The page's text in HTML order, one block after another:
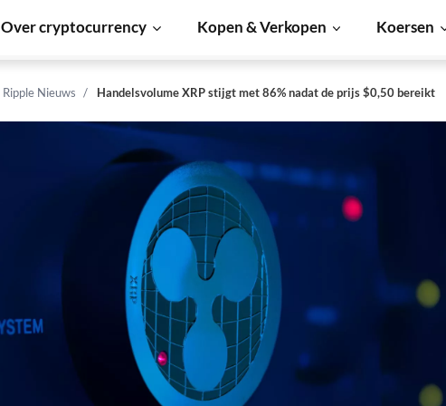
Over cryptocurrency Kopen & Verkopen Koersen
Ripple Nieuws Handelsvolume XRP stijgt met 86% nadat de prijs $0,50 bereikt